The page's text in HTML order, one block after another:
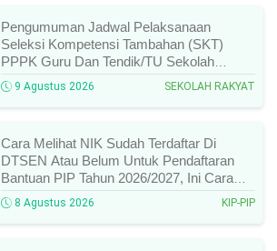
Pengumuman Jadwal Pelaksanaan
Seleksi Kompetensi Tambahan (SKT)
PPPK Guru Dan Tendik/TU Sekolah
Rakyat Di Kemensos Tahun 2026, Ini
Jadwal Dan Ketentuan Lengkapnya!
9 Agustus 2026 SEKOLAH RAKYAT
Cara Melihat NIK Sudah Terdaftar Di
DTSEN Atau Belum Untuk Pendaftaran
Bantuan PIP Tahun 2026/2027, Ini Cara
Cek Dan Syarat Perubahan Desil!
8 Agustus 2026 KIP-PIP